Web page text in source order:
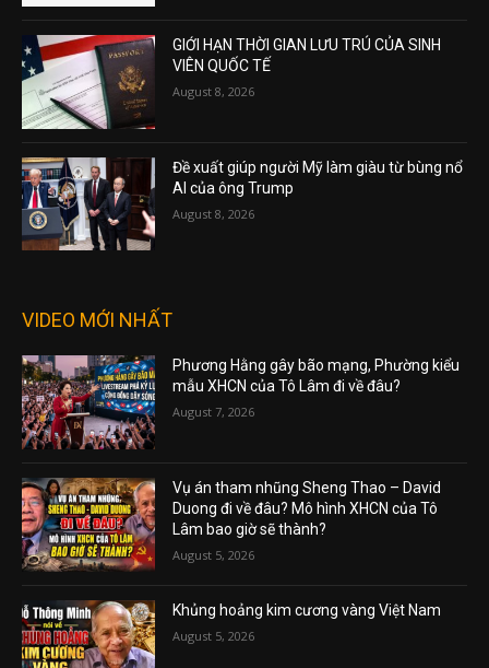
GIỚI HẠN THỜI GIAN LƯU TRÚ CỦA SINH
VIÊN QUỐC TẾ
August 8, 2026
Đề xuất giúp người Mỹ làm giàu từ bùng nổ
AI của ông Trump
August 8, 2026
VIDEO MỚI NHẤT
Phương Hằng gây bão mạng, Phường kiểu
mẫu XHCN của Tô Lâm đi về đâu?
August 7, 2026
Vụ án tham nhũng Sheng Thao – David
Duong đi về đâu? Mô hình XHCN của Tô
Lâm bao giờ sẽ thành?
August 5, 2026
Khủng hoảng kim cương vàng Việt Nam
August 5, 2026